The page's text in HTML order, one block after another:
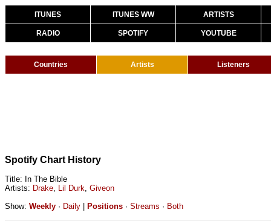
ITUNES ITUNES WW ARTISTS
RADIO SPOTIFY YOUTUBE
Countries Artists Listeners
Spotify Chart History
Title: In The Bible
Artists: Drake, Lil Durk, Giveon
Show: Weekly · Daily Positions · Streams · Both